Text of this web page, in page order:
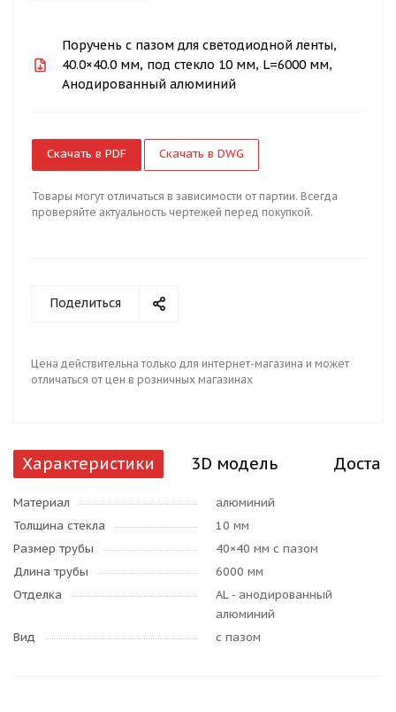
Поручень с пазом для светодиодной ленты,
40.0×40.0 мм, под стекло 10 мм, L=6000 мм,
Анодированный алюминий
Скачать в PDF Скачать в DWG
Товары могут отличаться в зависимости от партии. Всегда
проверяйте актуальность чертежей перед покупкой.
Поделиться
Цена действительна только для интернет-магазина и может
отличаться от цен в розничных магазинах
Характеристики 3D модель
Материал
алюминий
Толщина стекла
10 мм
Размер трубы
40×40 мм с пазом
Длина трубы
6000 мм
Отделка
AL - анодированный
алюминий
Вид
с пазом